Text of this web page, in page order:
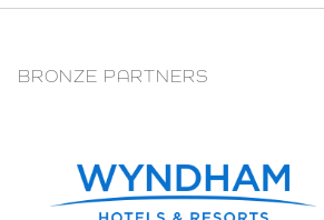
BRONZE PARTNERS